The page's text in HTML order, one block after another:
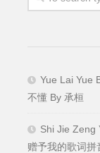
Yue Lai Yue
不懂 By 承桓
Shi Jie Zeng
赠予我的歌词拼